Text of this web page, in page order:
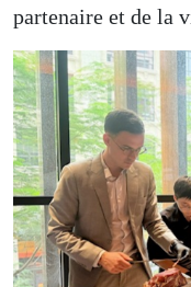
partenaire et de la